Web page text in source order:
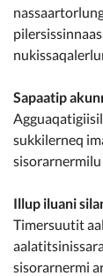
Sapaatip
sukkilerneq
sisorarnermilu
Illup iluani
Timersuutit
sisorarnermi